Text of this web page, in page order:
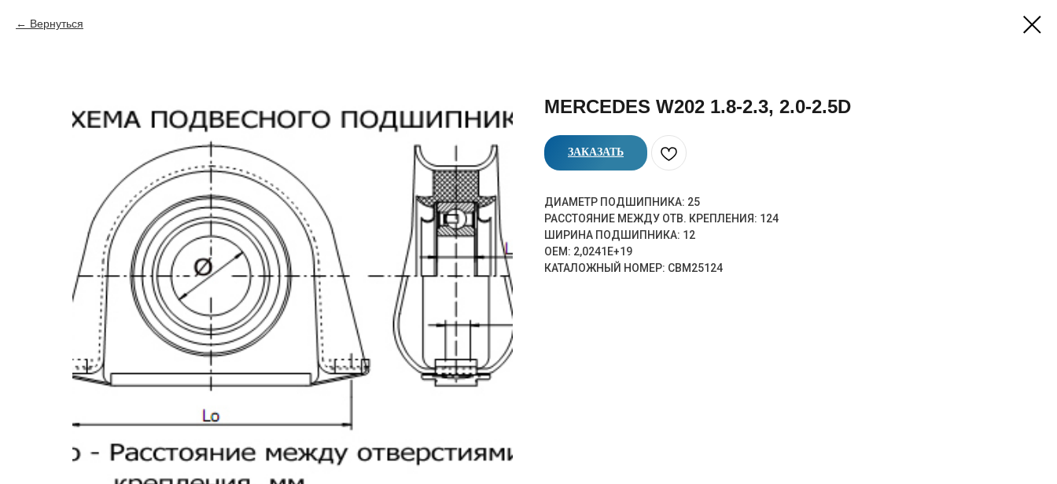
Вернуться
MERCEDES W202 1.8-2.3, 2.0-2.5D
ЗАКАЗАТЬ
ДИАМЕТР ПОДШИПНИКА: 25
РАССТОЯНИЕ МЕЖДУ ОТВ. КРЕПЛЕНИЯ: 124
ШИРИНА ПОДШИПНИКА: 12
OEM: 2,0241E+19
КАТАЛОЖНЫЙ НОМЕР: CBM25124